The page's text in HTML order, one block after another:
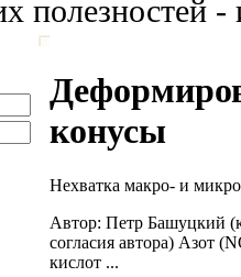
полезностей
конусы
Нехватка макро- и
Автор: Петр Башуцкий
согласия автора) Азот
кислот ...